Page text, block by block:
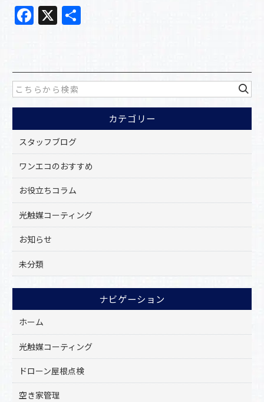
F
a
e
b
o
o
k
X
カテゴリー
スタッフブログ
ワンエコのおすすめ
お役立ちコラム
光触媒コーティング
お知らせ
未分類
ナビゲーション
ホーム
光触媒コーティング
ドローン屋根点検
空き家管理